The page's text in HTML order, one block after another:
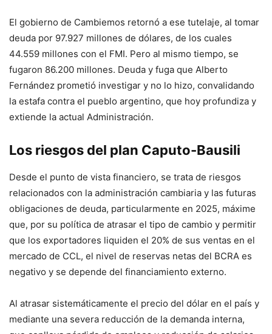
El gobierno de Cambiemos retornó a ese tutelaje, al tomar
deuda por 97.927 millones de dólares, de los cuales
44.559 millones con el FMI. Pero al mismo tiempo, se
fugaron 86.200 millones. Deuda y fuga que Alberto
Fernández prometió investigar y no lo hizo, convalidando
la estafa contra el pueblo argentino, que hoy profundiza y
extiende la actual Administración.
Los riesgos del plan Caputo-Bausili
Desde el punto de vista financiero, se trata de riesgos
relacionados con la administración cambiaria y las futuras
obligaciones de deuda, particularmente en 2025, máxime
que, por su política de atrasar el tipo de cambio y permitir
que los exportadores liquiden el 20% de sus ventas en el
mercado de CCL, el nivel de reservas netas del BCRA es
negativo y se depende del financiamiento externo.
Al atrasar sistemáticamente el precio del dólar en el país y
mediante una severa reducción de la demanda interna,